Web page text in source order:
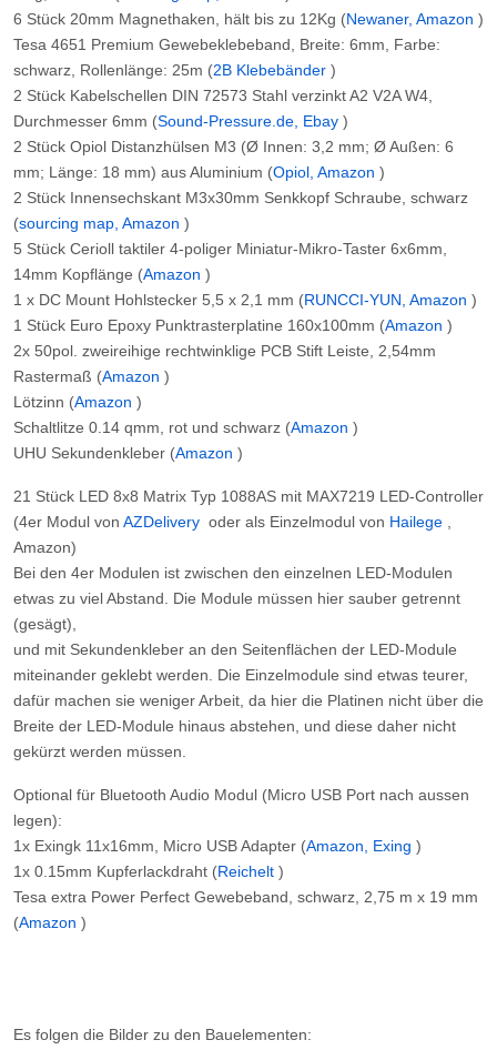
6 Stück 20mm Magnethaken, hält bis zu 12Kg (Newaner, Amazon )
Tesa 4651 Premium Gewebeklebeband, Breite: 6mm, Farbe:
schwarz, Rollenlänge: 25m (2B Klebebänder )
2 Stück Kabelschellen DIN 72573 Stahl verzinkt A2 V2A W4,
Durchmesser 6mm (Sound-Pressure.de, Ebay )
2 Stück Opiol Distanzhülsen M3 (Ø Innen: 3,2 mm; Ø Außen: 6
mm; Länge: 18 mm) aus Aluminium (Opiol, Amazon )
2 Stück Innensechskant M3x30mm Senkkopf Schraube, schwarz
(sourcing map, Amazon )
5 Stück Cerioll taktiler 4-poliger Miniatur-Mikro-Taster 6x6mm,
14mm Kopflänge (Amazon )
1 x DC Mount Hohlstecker 5,5 x 2,1 mm (RUNCCI-YUN, Amazon )
1 Stück Euro Epoxy Punktrasterplatine 160x100mm (Amazon )
2x 50pol. zweireihige rechtwinklige PCB Stift Leiste, 2,54mm
Rastermaß (Amazon )
Lötzinn (Amazon )
Schaltlitze 0.14 qmm, rot und schwarz (Amazon )
UHU Sekundenkleber (Amazon )
21 Stück LED 8x8 Matrix Typ 1088AS mit MAX7219 LED-Controller
(4er Modul von AZDelivery oder als Einzelmodul von Hailege ,
Amazon)
Bei den 4er Modulen ist zwischen den einzelnen LED-Modulen
etwas zu viel Abstand. Die Module müssen hier sauber getrennt
(gesägt),
und mit Sekundenkleber an den Seitenflächen der LED-Module
miteinander geklebt werden. Die Einzelmodule sind etwas teurer,
dafür machen sie weniger Arbeit, da hier die Platinen nicht über die
Breite der LED-Module hinaus abstehen, und diese daher nicht
gekürzt werden müssen.
Optional für Bluetooth Audio Modul (Micro USB Port nach aussen
legen):
1x Exingk 11x16mm, Micro USB Adapter (Amazon, Exing )
1x 0.15mm Kupferlackdraht (Reichelt )
Tesa extra Power Perfect Gewebeband, schwarz, 2,75 m x 19 mm
(Amazon )
Es folgen die Bilder zu den Bauelementen: